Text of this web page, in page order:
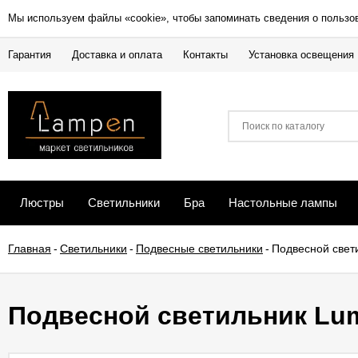
Мы используем файлы «cookie», чтобы запоминать сведения о
Гарантия Доставка и оплата Контакты Установка освещения
Люстры Светильники Бра Настольные лампы
Главная - Светильники - Подвесные светильники - Подвесной
Подвесной светильник